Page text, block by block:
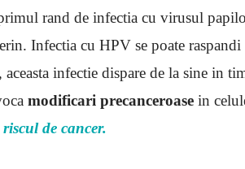
rand de infectia cu virusul
Infectia cu HPV se poate
infectie dispare de la sine in
modificari precanceroasein
de cancer.